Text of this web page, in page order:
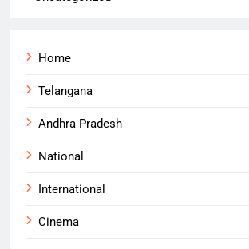
Home
Telangana
Andhra Pradesh
National
International
Cinema